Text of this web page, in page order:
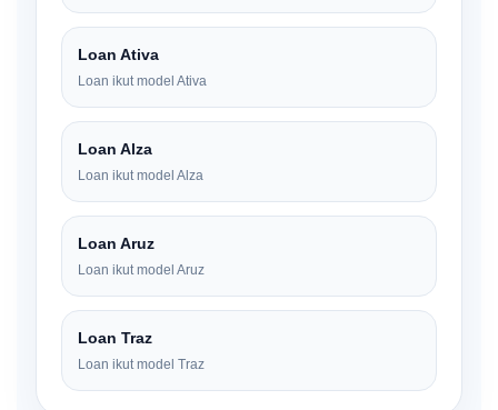
Loan Ativa
Loan ikut model Ativa
Loan Alza
Loan ikut model Alza
Loan Aruz
Loan ikut model Aruz
Loan Traz
Loan ikut model Traz